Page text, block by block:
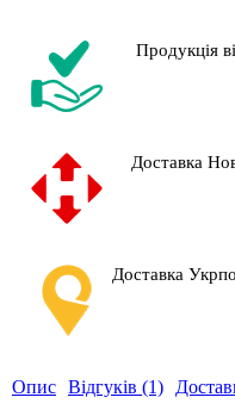
Продукція
Доставка
Доставка
Опис Відгуків (1)